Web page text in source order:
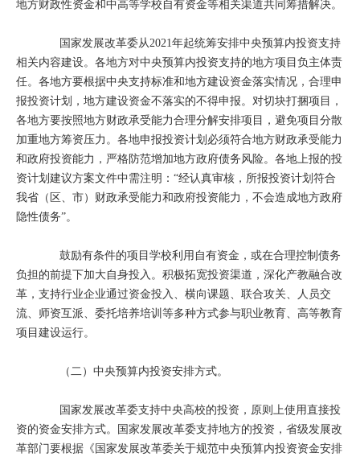
地方财政性资金和中高等学校自有资金等相关渠道共同筹措解决。
国家发展改革委从2021年起统筹安排中央预算内投资支持
相关内容建设。各地方对中央预算内投资支持的地方项目负主体责
任。各地方要根据中央支持标准和地方建设资金落实情况，合理申
报投资计划，地方建设资金不落实的不得申报。对切块打捆项目，
各地方要按照地方财政承受能力合理分解安排项目，避免项目分散
加重地方筹资压力。各地申报投资计划必须符合地方财政承受能力
和政府投资能力，严格防范增加地方政府债务风险。各地上报的投
资计划建议方案文件中需注明：“经认真审核，所报投资计划符合
我省（区、市）财政承受能力和政府投资能力，不会造成地方政府
隐性债务”。
鼓励有条件的项目学校利用自有资金，或在合理控制债务
负担的前提下加大自身投入。积极拓宽投资渠道，深化产教融合改
革，支持行业企业通过资金投入、横向课题、联合攻关、人员交
流、师资互派、委托培养培训等多种方式参与职业教育、高等教育
项目建设运行。
（二）中央预算内投资安排方式。
国家发展改革委支持中央高校的投资，原则上使用直接投
资的资金安排方式。国家发展改革委支持地方的投资，省级发展改
革部门要根据《国家发展改革委关于规范中央预算内投资资金安排